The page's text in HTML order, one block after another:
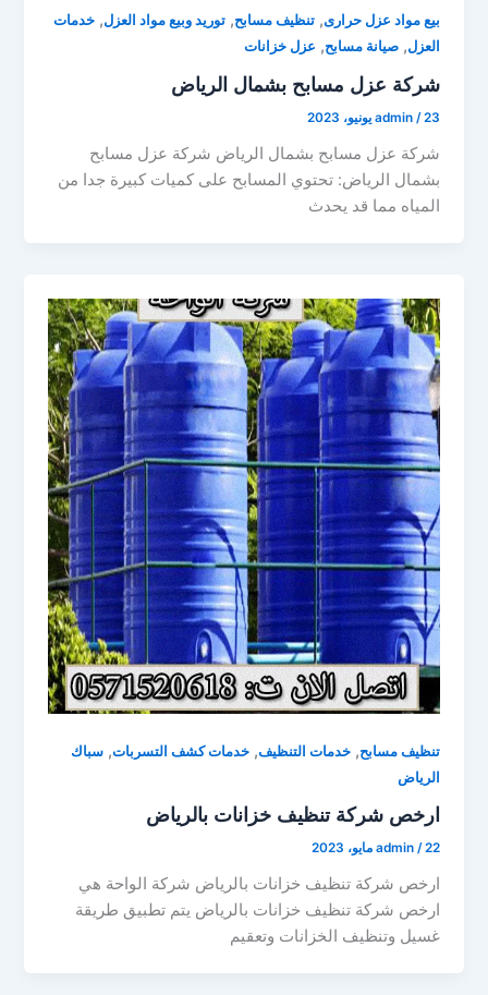
بيع مواد عزل حرارى,تنظيف مسابح,توريد وبيع مواد العزل,خدمات
العزل,صيانة مسابح, عزل خزانات
شركة عزل مسابح بشمال الرياض
admin /23 يونيو، 2023
شركة عزل مسابح بشمال الرياض شركة عزل مسابح
بشمال الرياض: تحتوي المسابح على كميات كبيرة جدا من
المياه مما قد يحدث
تنظيف مسابح,خدمات التنظيف,خدمات كشف التسربات,سباك
الرياض
ارخص شركة تنظيف خزانات بالرياض
admin /22 مايو، 2023
ارخص شركة تنظيف خزانات بالرياض شركة الواحة هي
ارخص شركة تنظيف خزانات بالرياض يتم تطبيق طريقة
غسيل وتنظيف الخزانات وتعقيم